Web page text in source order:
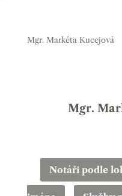
Mgr. Markéta Kucejová
Mgr.
Notáři podle